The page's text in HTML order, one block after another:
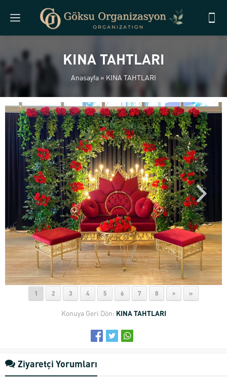
KINA TAHTLARI
Anasayfa » KINA TAHTLARI
1 2 3 4 5 6 7 8 > »
Konuya Geri Dön: KINA TAHTLARI
Ziyaretçi Yorumları